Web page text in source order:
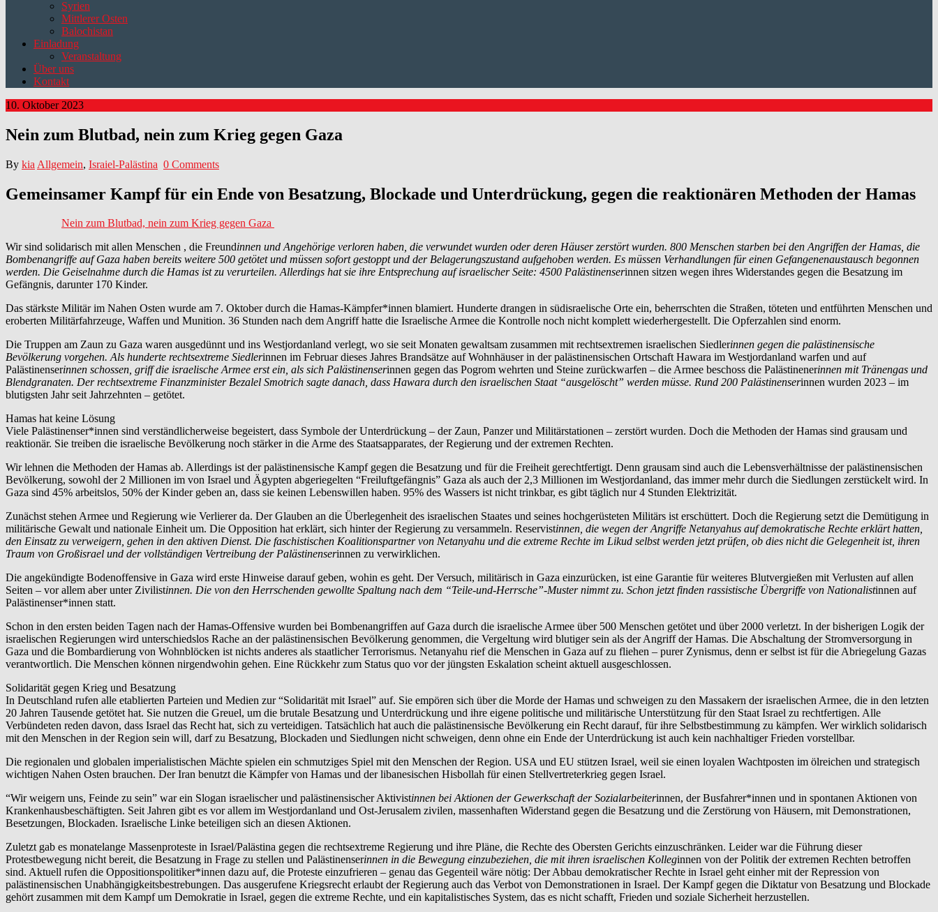
Syrien
Mittlerer Osten
Balochistan
Einladung
Veranstaltung
Über uns
Kontakt
10. Oktober 2023
Nein zum Blutbad, nein zum Krieg gegen Gaza
By kia Allgemein, Israiel-Palästina 0 Comments
Gemeinsamer Kampf für ein Ende von Besatzung, Blockade und Unterdrückung, gegen die reaktionären Methoden der Hamas
Nein zum Blutbad, nein zum Krieg gegen Gaza
Wir sind solidarisch mit allen Menschen , die Freundinnen und Angehörige verloren haben, die verwundet wurden oder deren Häuser zerstört wurden. 800 Menschen starben bei den Angriffen der Hamas, die
Bombenangriffe auf Gaza haben bereits weitere 500 getötet und müssen sofort gestoppt und der Belagerungszustand aufgehoben werden. Es müssen Verhandlungen für einen Gefangenenaustausch begonnen
werden. Die Geiselnahme durch die Hamas ist zu verurteilen. Allerdings hat sie ihre Entsprechung auf israelischer Seite: 4500 Palästinenserinnen sitzen wegen ihres Widerstandes gegen die Besatzung im
Gefängnis, darunter 170 Kinder.
Das stärkste Militär im Nahen Osten wurde am 7. Oktober durch die Hamas-Kämpfer*innen blamiert. Hunderte drangen in südisraelische Orte ein, beherrschten die Straßen, töteten und entführten Menschen und
eroberten Militärfahrzeuge, Waffen und Munition. 36 Stunden nach dem Angriff hatte die Israelische Armee die Kontrolle noch nicht komplett wiederhergestellt. Die Opferzahlen sind enorm.
Die Truppen am Zaun zu Gaza waren ausgedünnt und ins Westjordanland verlegt, wo sie seit Monaten gewaltsam zusammen mit rechtsextremen israelischen Siedlerinnen gegen die palästinensische
Bevölkerung vorgehen. Als hunderte rechtsextreme Siedlerinnen im Februar dieses Jahres Brandsätze auf Wohnhäuser in der palästinensischen Ortschaft Hawara im Westjordanland warfen und auf
Palästinenserinnen schossen, griff die israelische Armee erst ein, als sich Palästinenserinnen gegen das Pogrom wehrten und Steine zurückwarfen – die Armee beschoss die Palästinenerinnen mit Tränengas und
Blendgranaten. Der rechtsextreme Finanzminister Bezalel Smotrich sagte danach, dass Hawara durch den israelischen Staat “ausgelöscht” werden müsse. Rund 200 Palästinenserinnen wurden 2023 – im
blutigsten Jahr seit Jahrzehnten – getötet.
Hamas hat keine Lösung
Viele Palästinenser*innen sind verständlicherweise begeistert, dass Symbole der Unterdrückung – der Zaun, Panzer und Militärstationen – zerstört wurden. Doch die Methoden der Hamas sind grausam und
reaktionär. Sie treiben die israelische Bevölkerung noch stärker in die Arme des Staatsapparates, der Regierung und der extremen Rechten.
Wir lehnen die Methoden der Hamas ab. Allerdings ist der palästinensische Kampf gegen die Besatzung und für die Freiheit gerechtfertigt. Denn grausam sind auch die Lebensverhältnisse der palästinensischen
Bevölkerung, sowohl der 2 Millionen im von Israel und Ägypten abgeriegelten “Freiluftgefängnis” Gaza als auch der 2,3 Millionen im Westjordanland, das immer mehr durch die Siedlungen zerstückelt wird. In
Gaza sind 45% arbeitslos, 50% der Kinder geben an, dass sie keinen Lebenswillen haben. 95% des Wassers ist nicht trinkbar, es gibt täglich nur 4 Stunden Elektrizität.
Zunächst stehen Armee und Regierung wie Verlierer da. Der Glauben an die Überlegenheit des israelischen Staates und seines hochgerüsteten Militärs ist erschüttert. Doch die Regierung setzt die Demütigung in
militärische Gewalt und nationale Einheit um. Die Opposition hat erklärt, sich hinter der Regierung zu versammeln. Reservistinnen, die wegen der Angriffe Netanyahus auf demokratische Rechte erklärt hatten,
den Einsatz zu verweigern, gehen in den aktiven Dienst. Die faschistischen Koalitionspartner von Netanyahu und die extreme Rechte im Likud selbst werden jetzt prüfen, ob dies nicht die Gelegenheit ist, ihren
Traum von Großisrael und der vollständigen Vertreibung der Palästinenserinnen zu verwirklichen.
Die angekündigte Bodenoffensive in Gaza wird erste Hinweise darauf geben, wohin es geht. Der Versuch, militärisch in Gaza einzurücken, ist eine Garantie für weiteres Blutvergießen mit Verlusten auf allen
Seiten – vor allem aber unter Zivilistinnen. Die von den Herrschenden gewollte Spaltung nach dem “Teile-und-Herrsche”-Muster nimmt zu. Schon jetzt finden rassistische Übergriffe von Nationalistinnen auf
Palästinenser*innen statt.
Schon in den ersten beiden Tagen nach der Hamas-Offensive wurden bei Bombenangriffen auf Gaza durch die israelische Armee über 500 Menschen getötet und über 2000 verletzt. In der bisherigen Logik der
israelischen Regierungen wird unterschiedslos Rache an der palästinensischen Bevölkerung genommen, die Vergeltung wird blutiger sein als der Angriff der Hamas. Die Abschaltung der Stromversorgung in
Gaza und die Bombardierung von Wohnblöcken ist nichts anderes als staatlicher Terrorismus. Netanyahu rief die Menschen in Gaza auf zu fliehen – purer Zynismus, denn er selbst ist für die Abriegelung Gazas
verantwortlich. Die Menschen können nirgendwohin gehen. Eine Rückkehr zum Status quo vor der jüngsten Eskalation scheint aktuell ausgeschlossen.
Solidarität gegen Krieg und Besatzung
In Deutschland rufen alle etablierten Parteien und Medien zur “Solidarität mit Israel” auf. Sie empören sich über die Morde der Hamas und schweigen zu den Massakern der israelischen Armee, die in den letzten
20 Jahren Tausende getötet hat. Sie nutzen die Greuel, um die brutale Besatzung und Unterdrückung und ihre eigene politische und militärische Unterstützung für den Staat Israel zu rechtfertigen. Alle
Verbündeten reden davon, dass Israel das Recht hat, sich zu verteidigen. Tatsächlich hat auch die palästinensische Bevölkerung ein Recht darauf, für ihre Selbstbestimmung zu kämpfen. Wer wirklich solidarisch
mit den Menschen in der Region sein will, darf zu Besatzung, Blockaden und Siedlungen nicht schweigen, denn ohne ein Ende der Unterdrückung ist auch kein nachhaltiger Frieden vorstellbar.
Die regionalen und globalen imperialistischen Mächte spielen ein schmutziges Spiel mit den Menschen der Region. USA und EU stützen Israel, weil sie einen loyalen Wachtposten im ölreichen und strategisch
wichtigen Nahen Osten brauchen. Der Iran benutzt die Kämpfer von Hamas und der libanesischen Hisbollah für einen Stellvertreterkrieg gegen Israel.
“Wir weigern uns, Feinde zu sein” war ein Slogan israelischer und palästinensischer Aktivistinnen bei Aktionen der Gewerkschaft der Sozialarbeiterinnen, der Busfahrer*innen und in spontanen Aktionen von
Krankenhausbeschäftigten. Seit Jahren gibt es vor allem im Westjordanland und Ost-Jerusalem zivilen, massenhaften Widerstand gegen die Besatzung und die Zerstörung von Häusern, mit Demonstrationen,
Besetzungen, Blockaden. Israelische Linke beteiligen sich an diesen Aktionen.
Zuletzt gab es monatelange Massenproteste in Israel/Palästina gegen die rechtsextreme Regierung und ihre Pläne, die Rechte des Obersten Gerichts einzuschränken. Leider war die Führung dieser
Protestbewegung nicht bereit, die Besatzung in Frage zu stellen und Palästinenserinnen in die Bewegung einzubeziehen, die mit ihren israelischen Kolleginnen von der Politik der extremen Rechten betroffen
sind. Aktuell rufen die Oppositionspolitiker*innen dazu auf, die Proteste einzufrieren – genau das Gegenteil wäre nötig: Der Abbau demokratischer Rechte in Israel geht einher mit der Repression von
palästinensischen Unabhängigkeitsbestrebungen. Das ausgerufene Kriegsrecht erlaubt der Regierung auch das Verbot von Demonstrationen in Israel. Der Kampf gegen die Diktatur von Besatzung und Blockade
gehört zusammen mit dem Kampf um Demokratie in Israel, gegen die extreme Rechte, und ein kapitalistisches System, das es nicht schafft, Frieden und soziale Sicherheit herzustellen.